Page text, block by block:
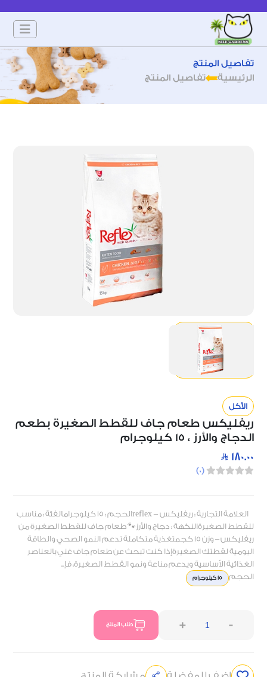
تفاصيل المنتج
الرئيسية
تفاصيل المنتج
الأكل
ريفليكس طعام جاف للقطط الصغيرة بطعم
الدجاج والأرز ، 15 كيلوجرام
180.00
(
0
)
العلامة التجارية : ريفليكس - reflexالحجم : 15 كيلوجرامالفئة : مناسب
للقطط الصغيرةالنكهة : دجاج والأرز🐾 طعام جاف للقطط الصغيرة من
ريفليكس – وزن 15 كجمتغذية متكاملة تدعم النمو الصحي والطاقة
اليومية لقطتك الصغيرةإذا كنت تبحث عن طعام جاف غني بالعناصر
الغذائية الأساسية ويدعم مناعة ونمو القطط الصغيرة، فإ...
الحجم
15 كيلوجرام
-
+ طلب المنتج